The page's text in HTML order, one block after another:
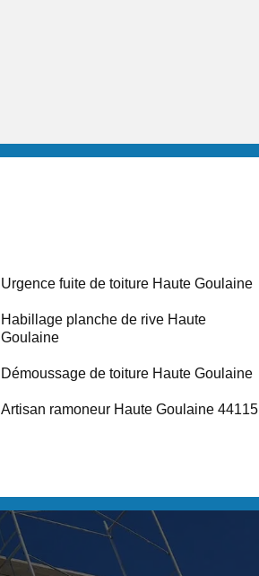
Urgence fuite de toiture Haute Goulaine
Habillage planche de rive Haute
Goulaine
Démoussage de toiture Haute Goulaine
Artisan ramoneur Haute Goulaine 44115